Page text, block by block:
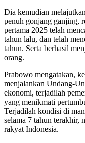
Dia kemudian
penuh gonjang ganjing,
pertama 2025 telah
tahun lalu, dan telah
tahun. Serta berhasil
orang.
Prabowo mengatakan,
menjalankan Undang-
ekonomi, terjadilah
yang menikmati
Terjadilah kondisi di
selama 7 tahun terakhir,
rakyat Indonesia.